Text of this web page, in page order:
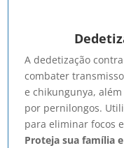
A dedetização
combater
e chikungunya,
por pernilongos.
para eliminar focos
Proteja sua família